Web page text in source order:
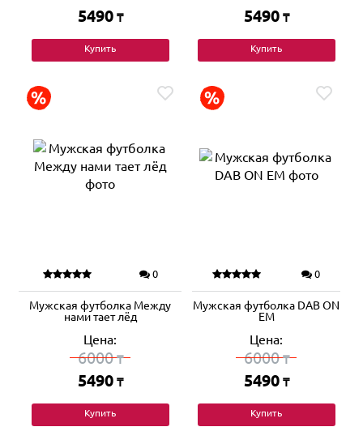
5490 ₸
Купить
5490 ₸
Купить
0
Мужская футболка Между
нами тает лёд
Цена:
6000₸
5490 ₸
Купить
0
Мужская футболка DAB ON
EM
Цена:
6000₸
5490 ₸
Купить